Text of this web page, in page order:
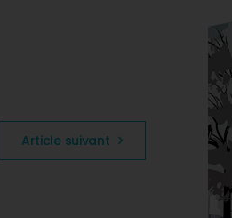
Article suivant